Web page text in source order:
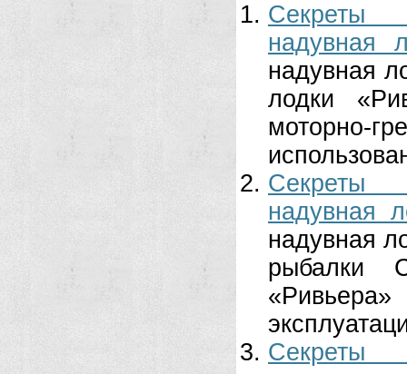
Секреты
надувная
надувная
лодки
моторно-
Секреты
надувная
надувная
рыбалки
Секреты